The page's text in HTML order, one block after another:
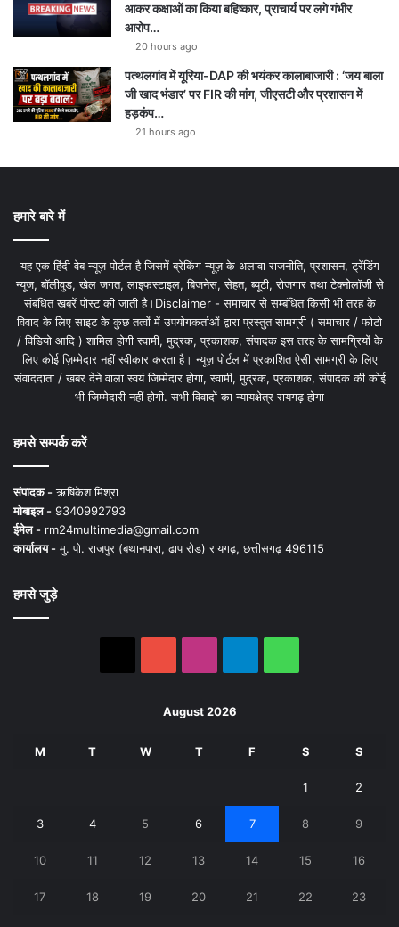
आकर कक्षाओं का किया बहिष्कार, प्राचार्य पर लगे गंभीर
आरोप…
20 hours ago
पत्थलगांव में यूरिया-DAP की भयंकर कालाबाजारी : ‘जय बाला
जी खाद भंडार’ पर FIR की मांग, जीएसटी और प्रशासन में
हड़कंप…
21 hours ago
हमारे बारे में
यह एक हिंदी वेब न्यूज़ पोर्टल है जिसमें ब्रेकिंग न्यूज़ के अलावा राजनीति, प्रशासन, ट्रेंडिंग
न्यूज, बॉलीवुड, खेल जगत, लाइफस्टाइल, बिजनेस, सेहत, ब्यूटी, रोजगार तथा टेक्नोलॉजी से
संबंधित खबरें पोस्ट की जाती है।Disclaimer - समाचार से सम्बंधित किसी भी तरह के
विवाद के लिए साइट के कुछ तत्वों में उपयोगकर्ताओं द्वारा प्रस्तुत सामग्री ( समाचार / फोटो
/ विडियो आदि ) शामिल होगी स्वामी, मुद्रक, प्रकाशक, संपादक इस तरह के सामग्रियों के
लिए कोई ज़िम्मेदार नहीं स्वीकार करता है। न्यूज़ पोर्टल में प्रकाशित ऐसी सामग्री के लिए
संवाददाता / खबर देने वाला स्वयं जिम्मेदार होगा, स्वामी, मुद्रक, प्रकाशक, संपादक की कोई
भी जिम्मेदारी नहीं होगी. सभी विवादों का न्यायक्षेत्र रायगढ़ होगा
हमसे सम्पर्क करें
संपादक -ऋषिकेश मिश्रा
मोबाइल - 9340992793
ईमेल - rm24multimedia@gmail.com
कार्यालय -मु. पो. राजपुर (बथानपारा, ढाप रोड) रायगढ़, छत्तीसगढ़ 496115
हमसे जुड़े
August 2026
M T W T F S S
1 2
3 4 5 6 7 8 9
10 11 12 13 14 15 16
17 18 19 20 21 22 23